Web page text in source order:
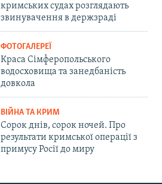
кримських судах розглядають
звинувачення в держзраді
ФОТОГАЛЕРЕЇ
Краса Сімферопольського
водосховища та занедбаність
довкола
ВІЙНА ТА КРИМ
Сорок днів, сорок ночей. Про
результати кримської операції з
примусу Росії до миру